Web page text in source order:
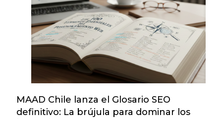
MAAD Chile lanza el Glosario SEO
definitivo: La brújula para dominar los